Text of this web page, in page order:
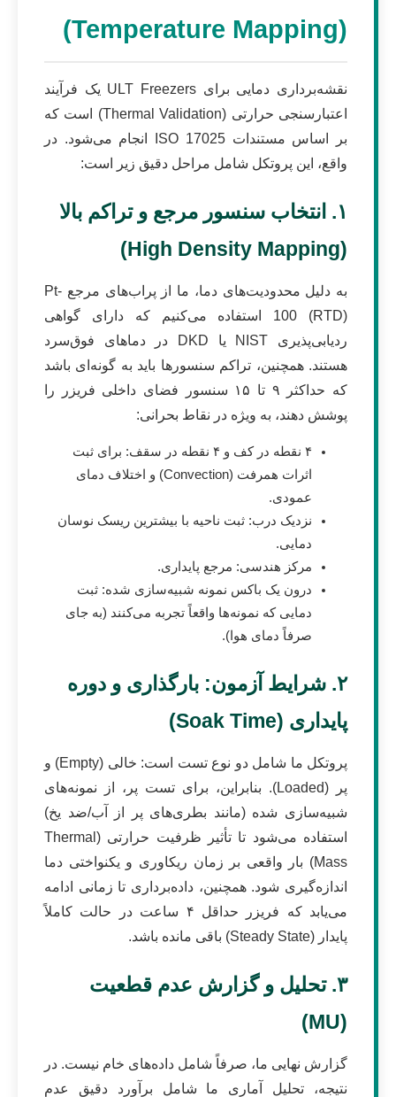
(Temperature Mapping)
نقشه‌برداری دمایی برای ULT Freezers یک فرآیند
اعتبارسنجی حرارتی (Thermal Validation) است که
بر اساس مستندات ISO 17025 انجام می‌شود. در
واقع، این پروتکل شامل مراحل دقیق زیر است:
۱. انتخاب سنسور مرجع و تراکم بالا
(High Density Mapping)
به دلیل محدودیت‌های دما، ما از پراب‌های مرجع Pt-
100 (RTD) استفاده می‌کنیم که دارای گواهی
ردیابی‌پذیری NIST یا DKD در دماهای فوق‌سرد
هستند. همچنین، تراکم سنسورها باید به گونه‌ای باشد
که حداکثر ۹ تا ۱۵ سنسور فضای داخلی فریزر را
پوشش دهند، به ویژه در نقاط بحرانی:
۴ نقطه در کف و ۴ نقطه در سقف: برای ثبت
اثرات همرفت (Convection) و اختلاف دمای
عمودی.
نزدیک درب: ثبت ناحیه با بیشترین ریسک نوسان
دمایی.
مرکز هندسی: مرجع پایداری.
درون یک باکس نمونه شبیه‌سازی شده: ثبت
دمایی که نمونه‌ها واقعاً تجربه می‌کنند (به جای
صرفاً دمای هوا).
۲. شرایط آزمون: بارگذاری و دوره
پایداری (Soak Time)
پروتکل ما شامل دو نوع تست است: خالی (Empty) و
پر (Loaded). بنابراین، برای تست پر، از نمونه‌های
شبیه‌سازی شده (مانند بطری‌های پر از آب/ضد یخ)
استفاده می‌شود تا تأثیر ظرفیت حرارتی (Thermal
Mass) بار واقعی بر زمان ریکاوری و یکنواختی دما
اندازه‌گیری شود. همچنین، داده‌برداری تا زمانی ادامه
می‌یابد که فریزر حداقل ۴ ساعت در حالت کاملاً
پایدار (Steady State) باقی مانده باشد.
۳. تحلیل و گزارش عدم قطعیت
(MU)
گزارش نهایی ما، صرفاً شامل داده‌های خام نیست. در
نتیجه، تحلیل آماری ما شامل برآورد دقیق عدم